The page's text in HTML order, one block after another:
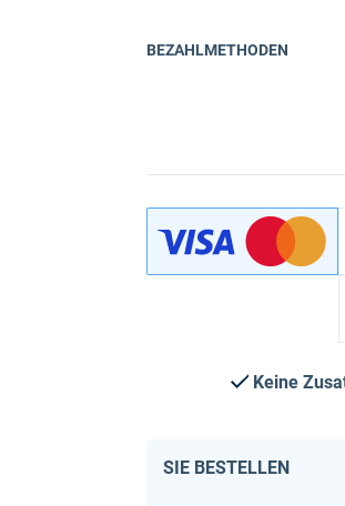
BEZAHLMETHODEN
Keine
SIE BESTELLEN